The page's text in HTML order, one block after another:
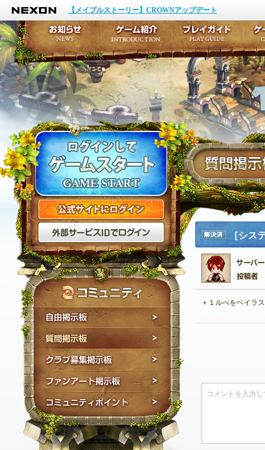
NEXON
【メイプルストーリー】CROWNアップデート
公式サイトにログイン
コミュニティポイン
解決済
み
［シス
＋１ルべをベイラ
お知らせ
イベント
アップデート
メンテナンス
ゲーム紹介
キャラクター作成
テイルズ初級者講座
ここだけは知ってお